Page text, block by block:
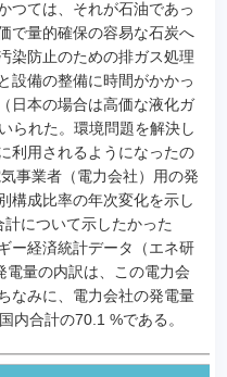
つては、それが石油であっ
で量的確保の容易な石炭へ
染防止のための排ガス処理
設備の整備に時間がかかっ
日本の場合は高価な液化ガ
られた。環境問題を解決し
利用されるようになったの
事業者（電力会社）用の発
構成比率の年次変化を示し
について示したかった
ー経済統計データ（エネ研
電量の内訳は、この電力会
なみに、電力会社の発電量
内合計の70.1 %である。